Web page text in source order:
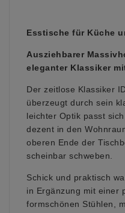
Esstische für Küche
Ausziehbarer
eleganter Klassiker
Der zeitlose Klassiker
überzeugt durch sein
leichter Optik passt
dezent in den
oberen Ende der
scheinbar schweben.
Schick und praktisch
in Ergänzung mit einer
formschönen Stühlen,